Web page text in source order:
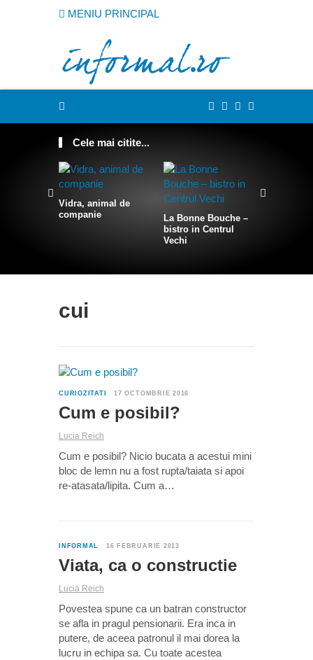
MENIU PRINCIPAL
Cele mai citite...
Vidra, animal de
companie
La Bonne Bouche –
bistro in Centrul
Vechi
cui
CURIOZITATI 17 OCTOMBRIE 2016
Cum e posibil?
Lucia Reich
Cum e posibil? Nicio bucata a acestui mini
bloc de lemn nu a fost rupta/taiata si apoi
re-atasata/lipita. Cum a…
INFORMAL 16 FEBRUARIE 2013
Viata, ca o constructie
Lucia Reich
Povestea spune ca un batran constructor
se afla in pragul pensionarii. Era inca in
putere, de aceea patronul il mai dorea la
lucru in echipa sa. Cu toate acestea